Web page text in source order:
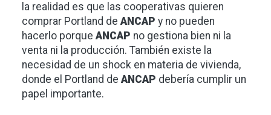
la realidad es que las cooperativas quieren
comprar Portland de ANCAP y no pueden
hacerlo porque ANCAP no gestiona bien ni la
venta ni la producción. También existe la
necesidad de un shock en materia de vivienda,
donde el Portland de ANCAP debería cumplir un
papel importante.